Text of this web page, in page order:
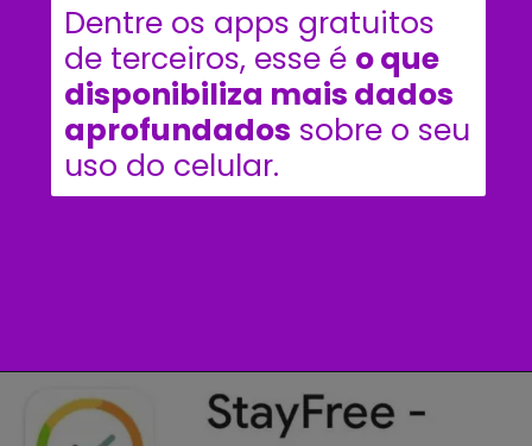
Dentre os apps gratuitos
de terceiros, esse é o que
disponibiliza mais dados
aprofundados sobre o seu
uso do celular.